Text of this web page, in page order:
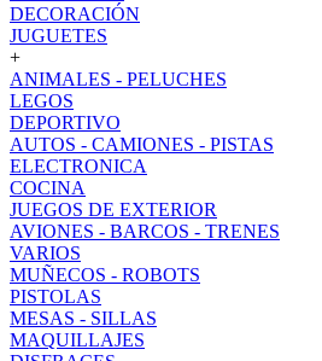
DECORACIÓN
JUGUETES
+
ANIMALES - PELUCHES
LEGOS
DEPORTIVO
AUTOS - CAMIONES - PISTAS
ELECTRONICA
COCINA
JUEGOS DE EXTERIOR
AVIONES - BARCOS - TRENES
VARIOS
MUÑECOS - ROBOTS
PISTOLAS
MESAS - SILLAS
MAQUILLAJES